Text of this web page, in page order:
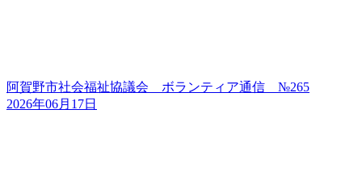
阿賀野市社会福祉協議会 ボランティア通信 №265
2026年06月17日